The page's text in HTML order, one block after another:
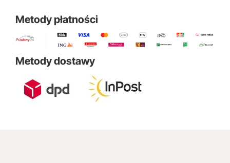
Metody płatności
Metody dostawy